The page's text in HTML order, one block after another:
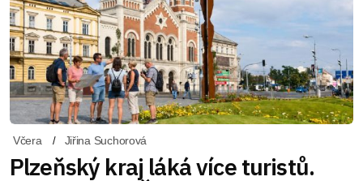
Včera Jiřina Suchorová
Plzeňský kraj láká více turistů.